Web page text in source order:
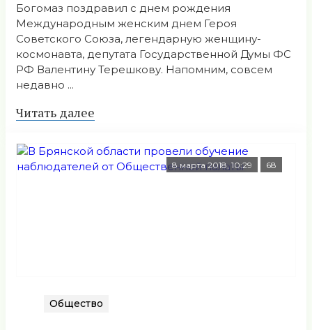
Богомаз поздравил с днем рождения
Международным женским днем Героя
Советского Союза, легендарную женщину-
космонавта, депутата Государственной Думы ФС
РФ Валентину Терешкову. Напомним, совсем
недавно ...
Читать далее
8 марта 2018, 10:29 68
Общество